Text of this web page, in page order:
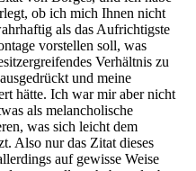
ob ich mich Ihnen nicht
als das Aufrichtigste
vorstellen soll, was
Verhältnis zu
und meine
hätte. Ich war mir aber nicht
als melancholische
was sich leicht dem
Also nur das Zitat dieses
auf gewisse Weise